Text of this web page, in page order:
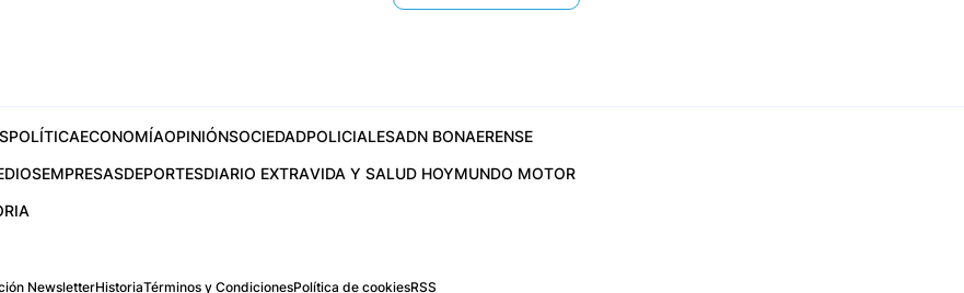
POLÍTICAECONOMÍAOPINIÓNSOCIEDADPOLICIALESADN BONAERENSE
EMPRESASDEPORTESDIARIO EXTRAVIDA Y SALUD HOYMUNDO MOTOR
NewsletterHistoriaTérminos y CondicionesPolítica de cookiesRSS